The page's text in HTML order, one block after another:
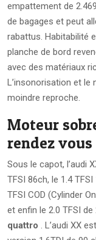
empattement de
de bagages et peut
rabattus. Habitabilité
planche de bord
avec des matériaux
L’insonorisation et le
moindre reproche.
Moteur
rendez vous
Sous le capot, l’audi
TFSI 86ch, le 1.4
TFSI COD (Cylinder
et enfin le 2.0 TFSI
quattro . L’audi XX